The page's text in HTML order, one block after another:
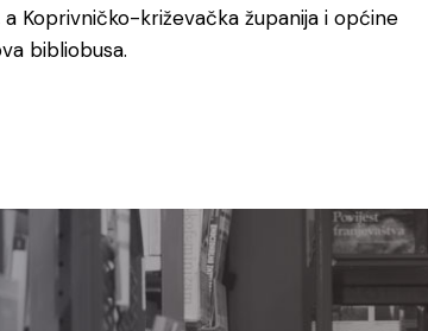
Koprivničko-križevačka županija i općine
bibliobusa.